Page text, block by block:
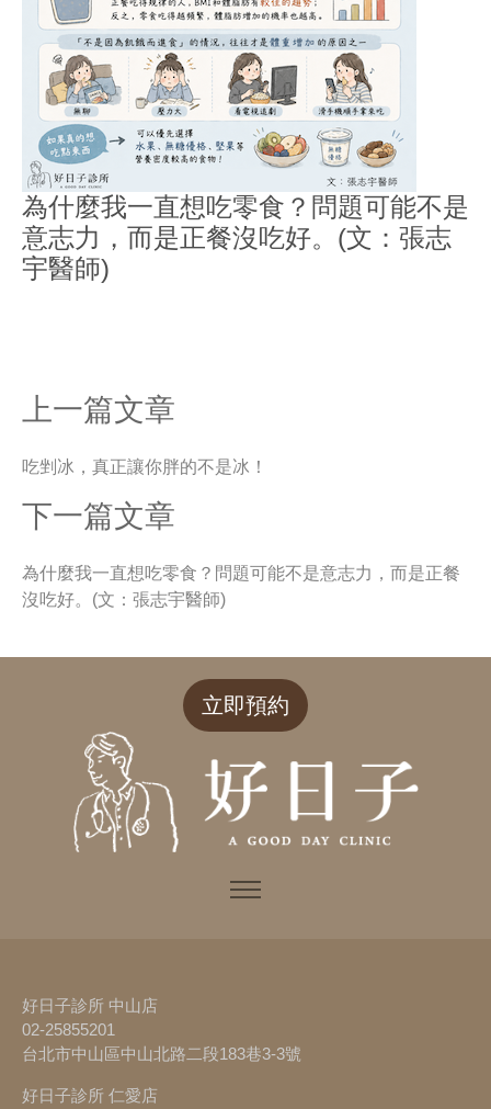
為什麼我一直想吃零食？問題可能不是
意志力，而是正餐沒吃好。(文：張志
宇醫師)
上一篇文章
吃剉冰，真正讓你胖的不是冰！
下一篇文章
為什麼我一直想吃零食？問題可能不是意志力，而是正餐
沒吃好。(文：張志宇醫師)
立即預約
好日子診所 中山店
02-25855201
台北市中山區中山北路二段183巷3-3號
好日子診所 仁愛店